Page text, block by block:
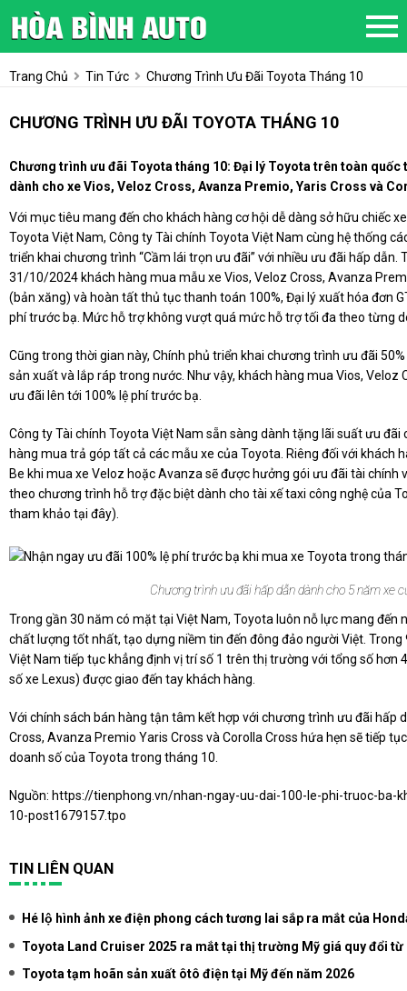
Trang Chủ Tin Tức Chương Trình Ưu Đãi Toyota Tháng 10
CHƯƠNG TRÌNH ƯU ĐÃI TOYOTA THÁNG 10
Chương trình ưu đãi Toyota tháng 10: Đại lý Toyota trên toàn
dành cho xe Vios, Veloz Cross, Avanza Premio, Yaris Cross và
Với mục tiêu mang đến cho khách hàng cơ hội dễ dàng sở hữu chiếc
Toyota Việt Nam, Công ty Tài chính Toyota Việt Nam cùng hệ thống
triển khai chương trình “Cầm lái trọn ưu đãi” với nhiều ưu đãi hấp dẫn.
31/10/2024 khách hàng mua mẫu xe Vios, Veloz Cross, Avanza
(bản xăng) và hoàn tất thủ tục thanh toán 100%, Đại lý xuất hóa đơn
phí trước bạ. Mức hỗ trợ không vượt quá mức hỗ trợ tối đa theo từng
Cũng trong thời gian này, Chính phủ triển khai chương trình ưu đãi
sản xuất và lắp ráp trong nước. Như vậy, khách hàng mua Vios,
ưu đãi lên tới 100% lệ phí trước bạ.
Công ty Tài chính Toyota Việt Nam sẵn sàng dành tặng lãi suất ưu
hàng mua trả góp tất cả các mẫu xe của Toyota. Riêng đối với khách
Be khi mua xe Veloz hoặc Avanza sẽ được hưởng gói ưu đãi tài chính
theo chương trình hỗ trợ đặc biệt dành cho tài xế taxi công nghệ của
tham khảo tại đây).
Chương trình ưu đãi hấp dẫn dành cho 5 năm xe
Trong gần 30 năm có mặt tại Việt Nam, Toyota luôn nỗ lực mang đến
chất lượng tốt nhất, tạo dựng niềm tin đến đông đảo người Việt.
Việt Nam tiếp tục khẳng định vị trí số 1 trên thị trường với tổng số hơn
số xe Lexus) được giao đến tay khách hàng.
Với chính sách bán hàng tận tâm kết hợp với chương trình ưu đãi hấp
Cross, Avanza Premio Yaris Cross và Corolla Cross hứa hẹn sẽ tiếp
doanh số của Toyota trong tháng 10.
Nguồn: https://tienphong.vn/nhan-ngay-uu-dai-100-le-phi-truoc-ba-
10-post1679157.tpo
TIN LIÊN QUAN
Hé lộ hình ảnh xe điện phong cách tương lai sắp ra mắt của
Toyota Land Cruiser 2025 ra mắt tại thị trường Mỹ giá quy đổi từ
Toyota tạm hoãn sản xuất ôtô điện tại Mỹ đến năm 2026